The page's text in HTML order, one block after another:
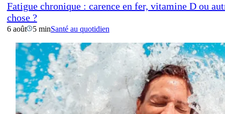
Fatigue chronique : carence en fer, vitamine D ou
chose ?
6 août 5 minSanté au quotidien